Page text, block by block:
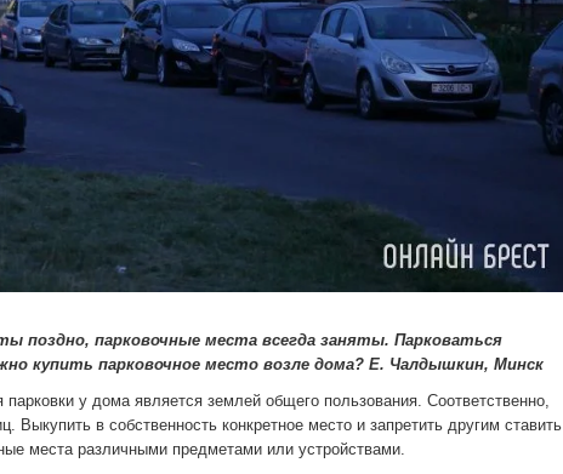
поздно, парковочные места всегда заняты. Парковаться
купить парковочное место возле дома? Е. Чалдышкин, Минск
парковки у дома является землей общего пользования. Соответственно,
Выкупить в собственность конкретное место и запретить другим ставить
места различными предметами или устройствами.